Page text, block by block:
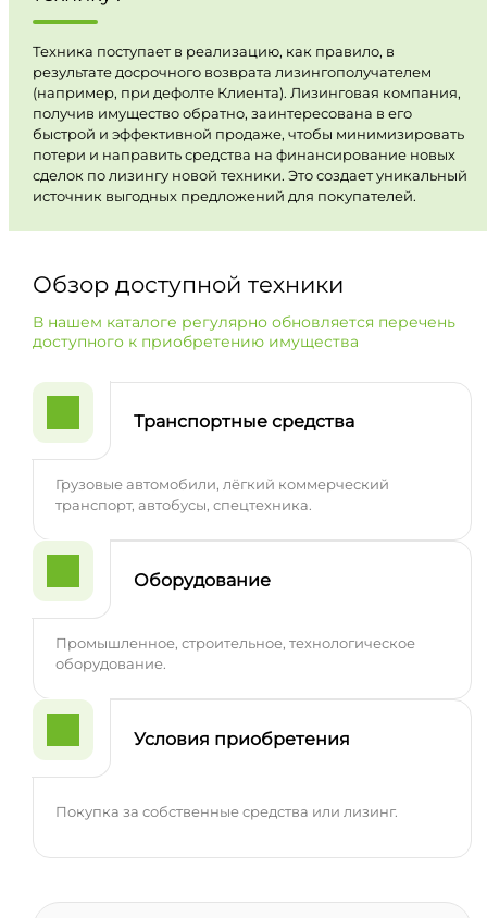
Техника поступает в реализацию, как правило, в
результате досрочного возврата лизингополучателем
(например, при дефолте Клиента). Лизинговая компания,
получив имущество обратно, заинтересована в его
быстрой и эффективной продаже, чтобы минимизировать
потери и направить средства на финансирование новых
сделок по лизингу новой техники. Это создает уникальный
источник выгодных предложений для покупателей.
Обзор доступной техники
В нашем каталоге регулярно обновляется перечень
доступного к приобретению имущества
Транспортные средства
Грузовые автомобили, лёгкий коммерческий
транспорт, автобусы, спецтехника.
Оборудование
Промышленное, строительное, технологическое
оборудование.
Условия приобретения
Покупка за собственные средства или лизинг.